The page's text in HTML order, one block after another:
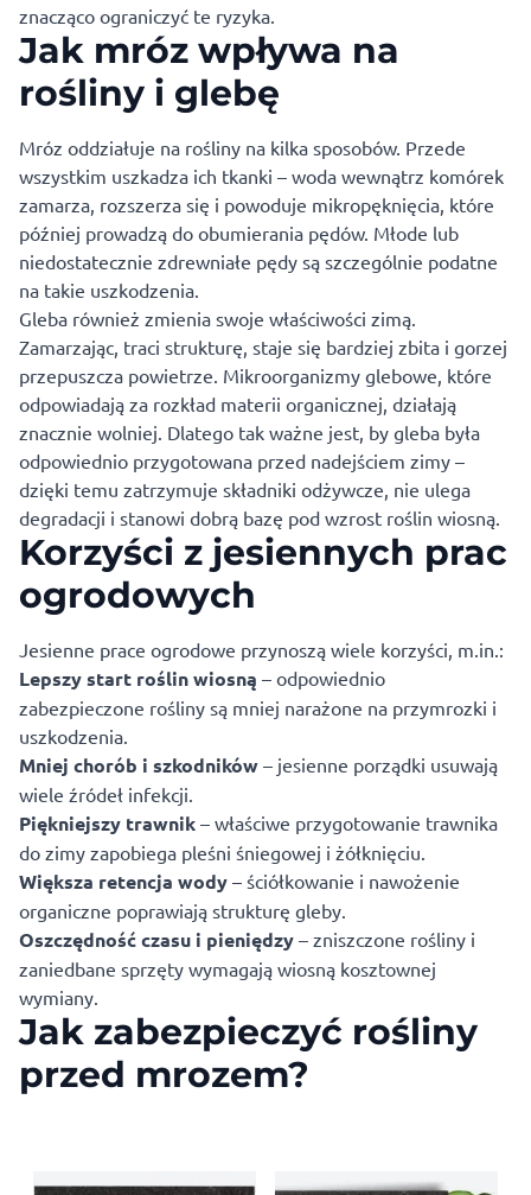
znacząco ograniczyć te ryzyka.
Jak mróz wpływa na
rośliny i glebę
Mróz oddziałuje na rośliny na kilka sposobów. Przede
wszystkim uszkadza ich tkanki – woda wewnątrz komórek
zamarza, rozszerza się i powoduje mikropęknięcia, które
później prowadzą do obumierania pędów. Młode lub
niedostatecznie zdrewniałe pędy są szczególnie podatne
na takie uszkodzenia.
Gleba również zmienia swoje właściwości zimą.
Zamarzając, traci strukturę, staje się bardziej zbita i gorzej
przepuszcza powietrze. Mikroorganizmy glebowe, które
odpowiadają za rozkład materii organicznej, działają
znacznie wolniej. Dlatego tak ważne jest, by gleba była
odpowiednio przygotowana przed nadejściem zimy –
dzięki temu zatrzymuje składniki odżywcze, nie ulega
degradacji i stanowi dobrą bazę pod wzrost roślin wiosną.
Korzyści z jesiennych prac
ogrodowych
Jesienne prace ogrodowe przynoszą wiele korzyści, m.in.:
Lepszy start roślin wiosną – odpowiednio
zabezpieczone rośliny są mniej narażone na przymrozki i
uszkodzenia.
Mniej chorób i szkodników – jesienne porządki usuwają
wiele źródeł infekcji.
Piękniejszy trawnik – właściwe przygotowanie trawnika
do zimy zapobiega pleśni śniegowej i żółknięciu.
Większa retencja wody – ściółkowanie i nawożenie
organiczne poprawiają strukturę gleby.
Oszczędność czasu i pieniędzy – zniszczone rośliny i
zaniedbane sprzęty wymagają wiosną kosztownej
wymiany.
Jak zabezpieczyć rośliny
przed mrozem?